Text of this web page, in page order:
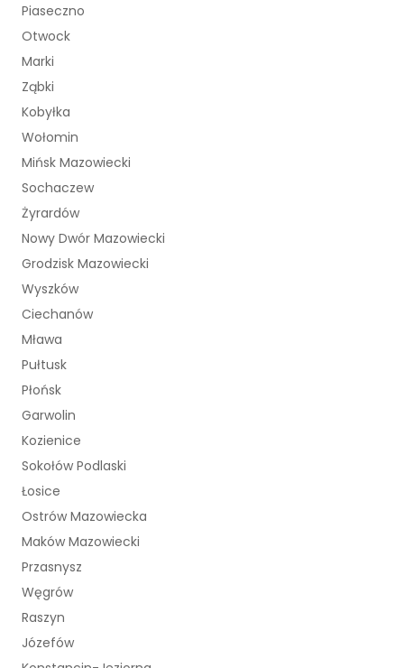
Piaseczno
Otwock
Marki
Ząbki
Kobyłka
Wołomin
Mińsk Mazowiecki
Sochaczew
Żyrardów
Nowy Dwór Mazowiecki
Grodzisk Mazowiecki
Wyszków
Ciechanów
Mława
Pułtusk
Płońsk
Garwolin
Kozienice
Sokołów Podlaski
Łosice
Ostrów Mazowiecka
Maków Mazowiecki
Przasnysz
Węgrów
Raszyn
Józefów